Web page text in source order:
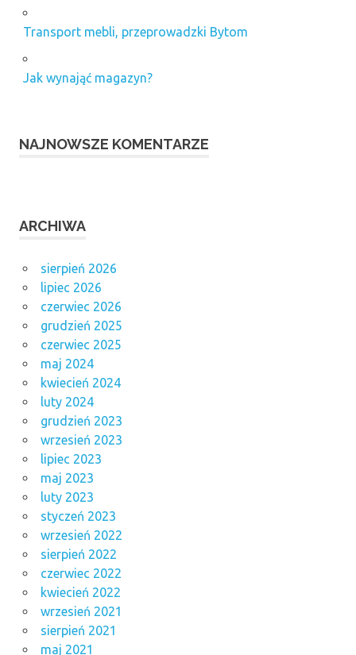
Transport mebli, przeprowadzki Bytom
Jak wynająć magazyn?
NAJNOWSZE KOMENTARZE
ARCHIWA
sierpień 2026
lipiec 2026
czerwiec 2026
grudzień 2025
czerwiec 2025
maj 2024
kwiecień 2024
luty 2024
grudzień 2023
wrzesień 2023
lipiec 2023
maj 2023
luty 2023
styczeń 2023
wrzesień 2022
sierpień 2022
czerwiec 2022
kwiecień 2022
wrzesień 2021
sierpień 2021
maj 2021